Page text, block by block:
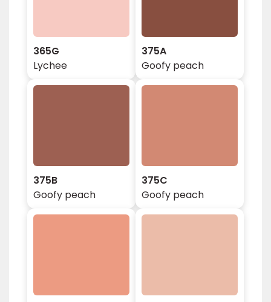
365G
Lychee
375A
Goofy peach
375B
Goofy peach
375C
Goofy peach